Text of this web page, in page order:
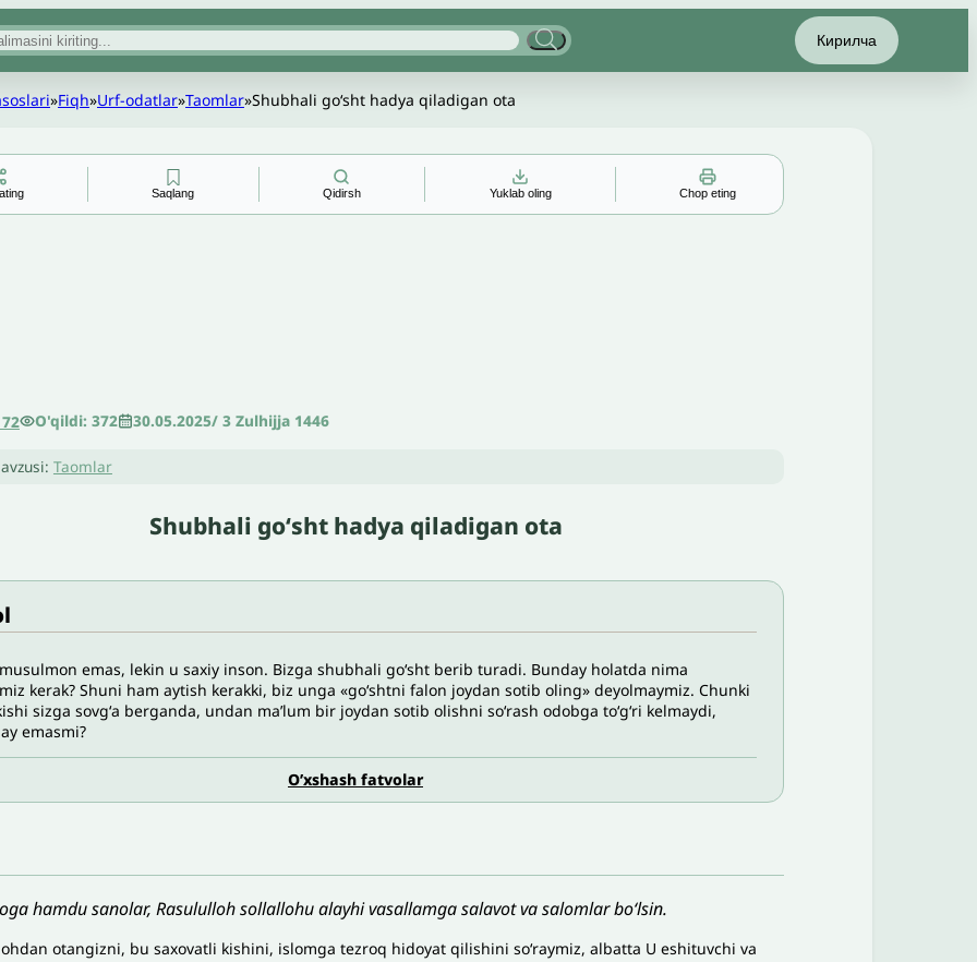
Кирилча
»Fiqh»Urf-odatlar»Taomlar»Shubhali goʻsht hadya qiladigan ota
Saqlang Qidirsh Yuklab oling Chop eting
O'qildi: 372 30.05.2025/ 3 Zulhijja 1446
Taomlar
Shubhali goʻsht hadya qiladigan ota
emas, lekin u saxiy inson. Bizga shubhali goʻsht berib turadi. Bunday holatda nima
kerak? Shuni ham aytish kerakki, biz unga «goʻshtni falon joydan sotib oling» deyolmaymiz. Chunki
sizga sovgʻa berganda, undan maʼlum bir joydan sotib olishni soʻrash odobga toʻgʻri kelmaydi,
emasmi?
O’xshash fatvolar
hamdu sanolar, Rasululloh sollallohu alayhi vasallamga salavot va salomlar bo‘lsin.
hdan otangizni, bu saxovatli kishini, islomga tezroq hidoyatqilishini soʻraymiz, albatta U eshituvchi va